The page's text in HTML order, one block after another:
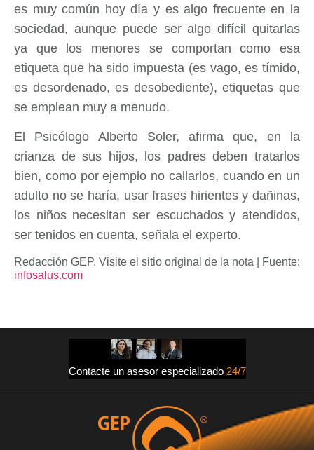
es muy común hoy día y es algo frecuente en la
sociedad, aunque puede ser algo difícil quitarlas
ya que los menores se comportan como esa
etiqueta que ha sido impuesta (es vago, es tímido,
es desordenado, es desobediente), etiquetas que
se emplean muy a menudo.
El Psicólogo Alberto Soler, afirma que, en la
crianza de sus hijos, los padres deben tratarlos
bien, como por ejemplo no callarlos, cuando en un
adulto no se haría, usar frases hirientes y dañinas,
los niños necesitan ser escuchados y atendidos,
ser tenidos en cuenta, señala el experto.
Redacción GEP. Visite el sitio original de la nota | Fuente:
infosalus.com
Contacte un asesor especializado 24/7